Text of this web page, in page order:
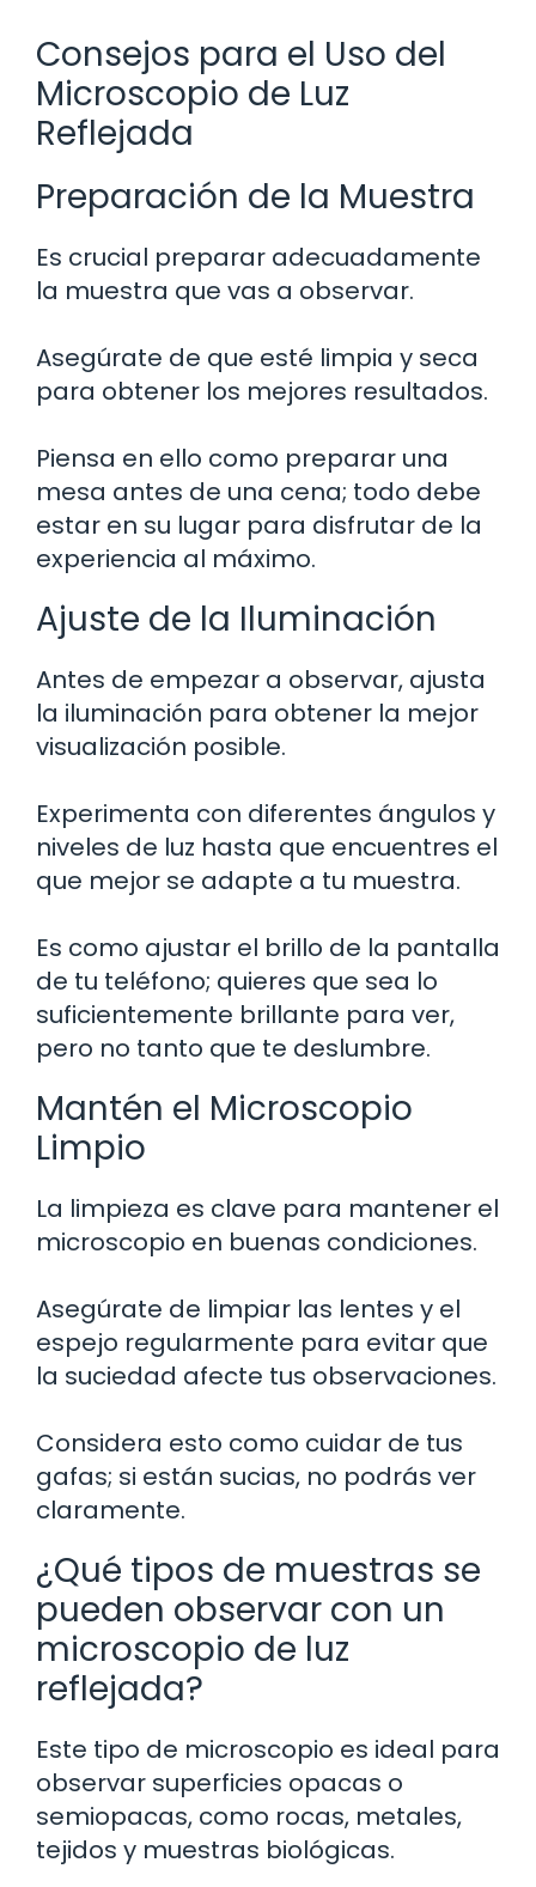
Consejos para el Uso del
Microscopio de Luz
Reflejada
Preparación de la Muestra
Es crucial preparar adecuadamente
la muestra que vas a observar.
Asegúrate de que esté limpia y seca
para obtener los mejores resultados.
Piensa en ello como preparar una
mesa antes de una cena; todo debe
estar en su lugar para disfrutar de la
experiencia al máximo.
Ajuste de la Iluminación
Antes de empezar a observar, ajusta
la iluminación para obtener la mejor
visualización posible.
Experimenta con diferentes ángulos y
niveles de luz hasta que encuentres el
que mejor se adapte a tu muestra.
Es como ajustar el brillo de la pantalla
de tu teléfono; quieres que sea lo
suficientemente brillante para ver,
pero no tanto que te deslumbre.
Mantén el Microscopio
Limpio
La limpieza es clave para mantener el
microscopio en buenas condiciones.
Asegúrate de limpiar las lentes y el
espejo regularmente para evitar que
la suciedad afecte tus observaciones.
Considera esto como cuidar de tus
gafas; si están sucias, no podrás ver
claramente.
¿Qué tipos de muestras se
pueden observar con un
microscopio de luz
reflejada?
Este tipo de microscopio es ideal para
observar superficies opacas o
semiopacas, como rocas, metales,
tejidos y muestras biológicas.